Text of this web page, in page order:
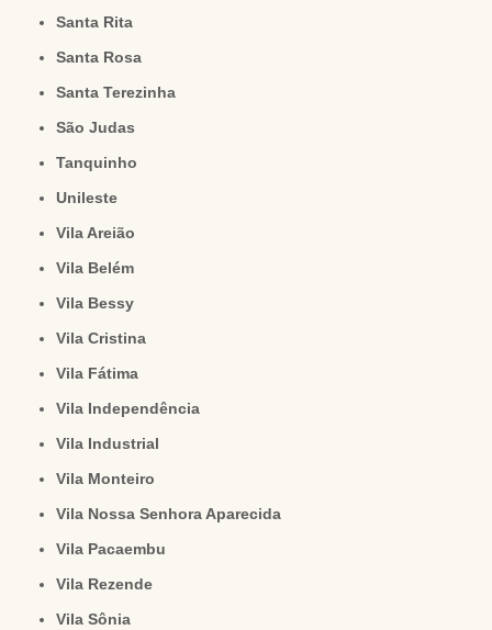
Santa Rita
Santa Rosa
Santa Terezinha
São Judas
Tanquinho
Unileste
Vila Areião
Vila Belém
Vila Bessy
Vila Cristina
Vila Fátima
Vila Independência
Vila Industrial
Vila Monteiro
Vila Nossa Senhora Aparecida
Vila Pacaembu
Vila Rezende
Vila Sônia